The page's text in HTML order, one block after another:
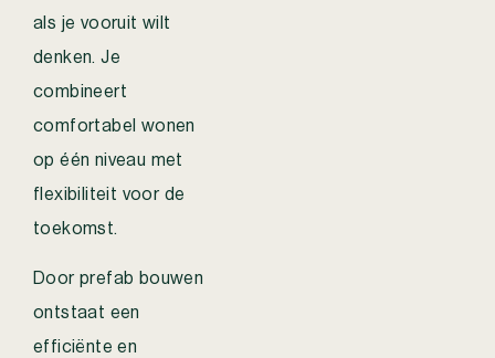
als je vooruit wilt
denken. Je
combineert
comfortabel wonen
op één niveau met
flexibiliteit voor de
toekomst.
Door prefab bouwen
ontstaat een
efficiënte en